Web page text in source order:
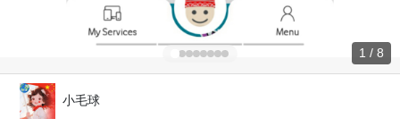
1 / 8
小毛球